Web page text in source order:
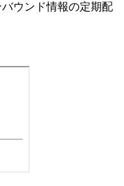
ウンド情報の定期配